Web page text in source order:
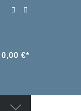
0,00 €*